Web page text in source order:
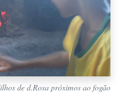
de d.Rosa próximos ao fogão